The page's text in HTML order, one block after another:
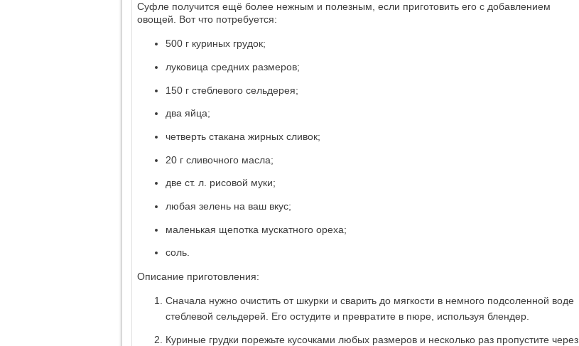
Суфле получится ещё более нежным и полезным, если приготовить его с добавлением
овощей. Вот что потребуется:
500 г куриных грудок;
луковица средних размеров;
150 г стеблевого сельдерея;
два яйца;
четверть стакана жирных сливок;
20 г сливочного масла;
две ст. л. рисовой муки;
любая зелень на ваш вкус;
маленькая щепотка мускатного ореха;
соль.
Описание приготовления:
Сначала нужно очистить от шкурки и сварить до мягкости в немного подсоленной воде
стеблевой сельдерей. Его остудите и превратите в пюре, используя блендер.
Куриные грудки порежьте кусочками любых размеров и несколько раз пропустите через